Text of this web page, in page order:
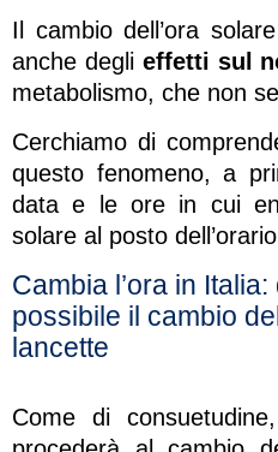
Il cambio dell’ora
anche degli effetti sul
metabolismo, che non
Cerchiamo di
questo fenomeno, a
data e le ore in cui
solare al posto
Cambia l’ora in
possibile il cambio
lancette
Come di